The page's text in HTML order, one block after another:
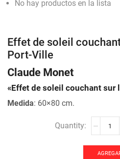
No hay productos en la lista
Effet de soleil
Port-Ville
Claude Monet
«Effet de soleil couchant sur
Medida: 60×80 cm.